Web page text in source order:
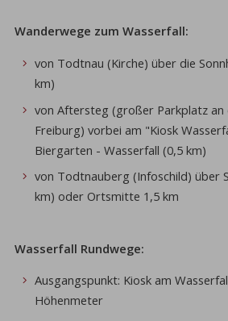
Wanderwege zum Wasserfall:
von Todtnau (Kirche) über die
km)
von Aftersteg (großer Parkplatz
Freiburg) vorbei am "Kiosk
Biergarten - Wasserfall (0,5 km)
von Todtnauberg (Infoschild) über
km) oder Ortsmitte 1,5 km
Wasserfall Rundwege:
Ausgangspunkt: Kiosk am
Höhenmeter